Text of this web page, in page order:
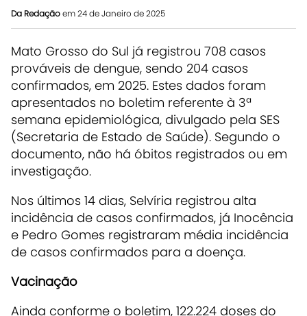
Da Redaçãoem 24 de Janeiro de 2025
Mato Grosso do Sul já registrou 708 casos
prováveis de dengue, sendo 204 casos
confirmados, em 2025. Estes dados foram
apresentados no boletim referente à 3ª
semana epidemiológica, divulgado pela SES
(Secretaria de Estado de Saúde). Segundo o
documento, não há óbitos registrados ou em
investigação.
Nos últimos 14 dias, Selvíria registrou alta
incidência de casos confirmados, já Inocência
e Pedro Gomes registraram média incidência
de casos confirmados para a doença.
Vacinação
Ainda conforme o boletim, 122.224 doses do